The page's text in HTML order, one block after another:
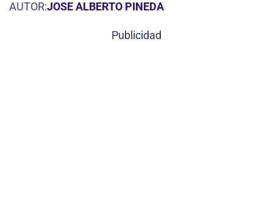
AUTOR:JOSE ALBERTO PINEDA
Publicidad